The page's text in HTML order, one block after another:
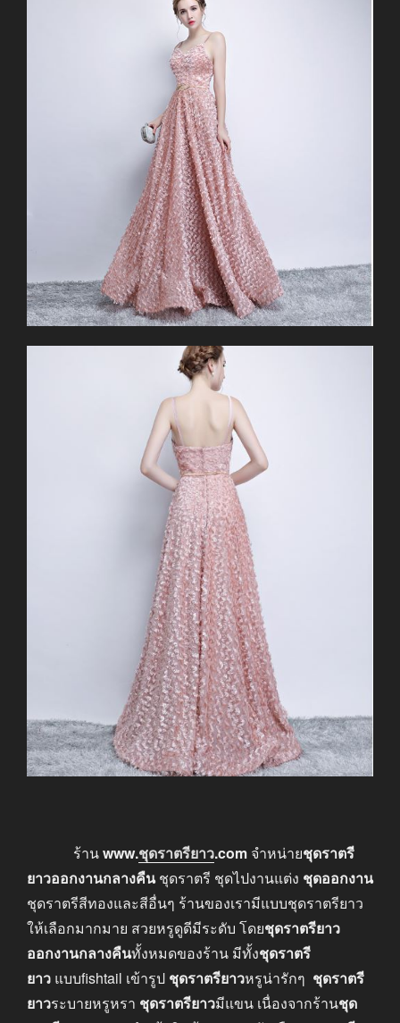
ร้านwww.ชุดราตรียาว.com จำหน่ายชุดราตรี
ยาวออกงานกลางคืนชุดราตรี ชุดไปงานแต่ง ชุดออกงาน
ชุดราตรีสีทองและสีอื่นๆ ร้านของเรามีแบบชุดราตรียาว
ให้เลือกมากมาย สวยหรูดูดีมีระดับ โดยชุดราตรียาว
ออกงานกลางคืนทั้งหมดของร้าน มีทั้งชุดราตรี
ยาว แบบfishtail เข้ารูป ชุดราตรียาวหรูน่ารักๆ ชุดราตรี
ยาวระบายหรูหรา ชุดราตรียาวมีแขน เนื่องจากร้านชุด